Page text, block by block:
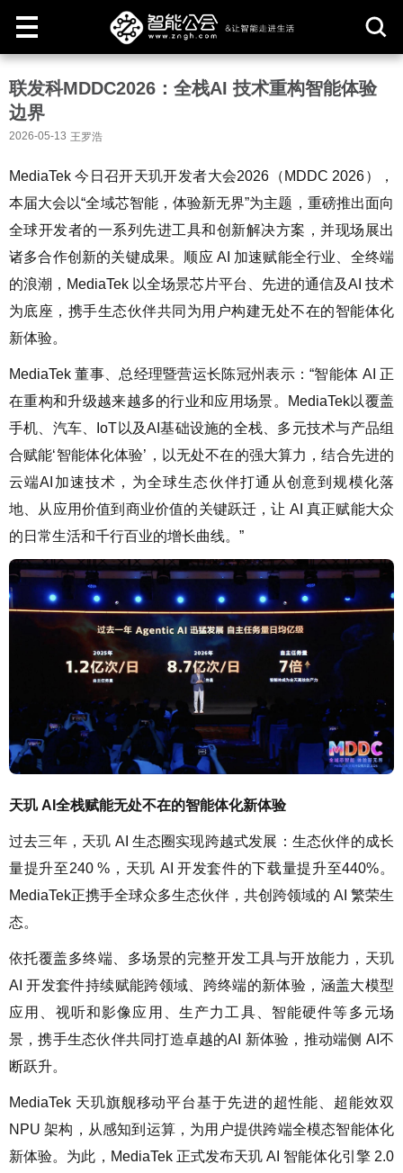
联发科MDDC2026：全栈AI 技术重构智能体验
边界
2026-05-13 王罗浩
MediaTek 今日召开天玑开发者大会2026（MDDC 2026），
本届大会以“全域芯智能，体验新无界”为主题，重磅推出面向
全球开发者的一系列先进工具和创新解决方案，并现场展出
诸多合作创新的关键成果。顺应 AI 加速赋能全行业、全终端
的浪潮，MediaTek 以全场景芯片平台、先进的通信及AI 技术
为底座，携手生态伙伴共同为用户构建无处不在的智能体化
新体验。
MediaTek 董事、总经理暨营运长陈冠州表示：“智能体 AI 正
在重构和升级越来越多的行业和应用场景。MediaTek以覆盖
手机、汽车、IoT以及AI基础设施的全栈、多元技术与产品组
合赋能‘智能体化体验’，以无处不在的强大算力，结合先进的
云端AI加速技术，为全球生态伙伴打通从创意到规模化落
地、从应用价值到商业价值的关键跃迁，让 AI 真正赋能大众
的日常生活和千行百业的增长曲线。”
天玑 AI全栈赋能无处不在的智能体化新体验
过去三年，天玑 AI 生态圈实现跨越式发展：生态伙伴的成长
量提升至240 %，天玑 AI 开发套件的下载量提升至440%。
MediaTek正携手全球众多生态伙伴，共创跨领域的 AI 繁荣生
态。
依托覆盖多终端、多场景的完整开发工具与开放能力，天玑
AI 开发套件持续赋能跨领域、跨终端的新体验，涵盖大模型
应用、视听和影像应用、生产力工具、智能硬件等多元场
景，携手生态伙伴共同打造卓越的AI 新体验，推动端侧 AI不
断跃升。
MediaTek 天玑旗舰移动平台基于先进的超性能、超能效双
NPU 架构，从感知到运算，为用户提供跨端全模态智能体化
新体验。为此，MediaTek 正式发布天玑 AI 智能体化引擎 2.0